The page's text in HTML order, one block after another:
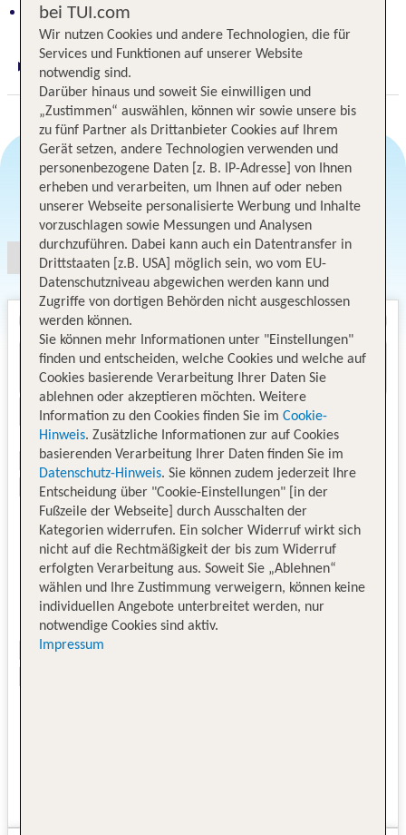
Feinsandiger Blue Flag-Strand
Digitaler und telefonischer 24/7 TUI Service
Angebotsauswahl
bei TUI.com
Wir nutzen Cookies und andere Technologien, die für
Services und Funktionen auf unserer Website
notwendig sind.
Darüber hinaus und soweit Sie einwilligen und
„Zustimmen“ auswählen, können wir sowie unsere bis
zu fünf Partner als Drittanbieter Cookies auf Ihrem
Gerät setzen, andere Technologien verwenden und
personenbezogene Daten [z. B. IP-Adresse] von Ihnen
erheben und verarbeiten, um Ihnen auf oder neben
unserer Webseite personalisierte Werbung und Inhalte
vorzuschlagen sowie Messungen und Analysen
durchzuführen. Dabei kann auch ein Datentransfer in
Drittstaaten [z.B. USA] möglich sein, wo vom EU-
Datenschutzniveau abgewichen werden kann und
Zugriffe von dortigen Behörden nicht ausgeschlossen
werden können.
Sie können mehr Informationen unter "Einstellungen"
finden und entscheiden, welche Cookies und welche auf
Cookies basierende Verarbeitung Ihrer Daten Sie
ablehnen oder akzeptieren möchten. Weitere
Information zu den Cookies finden Sie im Cookie-
Hinweis. Zusätzliche Informationen zur auf Cookies
basierenden Verarbeitung Ihrer Daten finden Sie im
Datenschutz-Hinweis. Sie können zudem jederzeit Ihre
Entscheidung über "Cookie-Einstellungen" [in der
Fußzeile der Webseite] durch Ausschalten der
Kategorien widerrufen. Ein solcher Widerruf wirkt sich
nicht auf die Rechtmäßigkeit der bis zum Widerruf
erfolgten Verarbeitung aus. Soweit Sie „Ablehnen“
wählen und Ihre Zustimmung verweigern, können keine
individuellen Angebote unterbreitet werden, nur
notwendige Cookies sind aktiv.
Impressum